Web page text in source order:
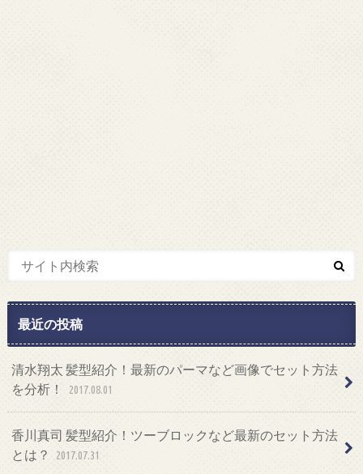
最近の投稿
清水翔太 髪型紹介！最新のパーマなど画像でセット方法
を分析！
2017.08.01
香川真司 髪型紹介！ツーブロックなど最新のセット方法
とは？
2017.07.31